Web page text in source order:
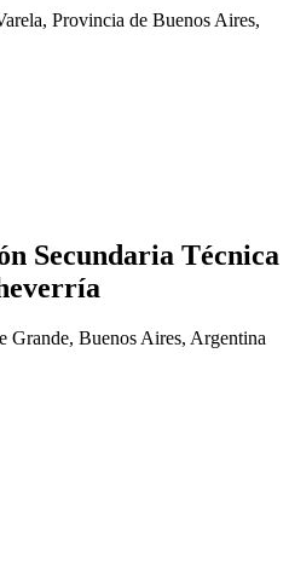
Provincia de Buenos Aires,
Secundaria Técnica
Grande, Buenos Aires, Argentina